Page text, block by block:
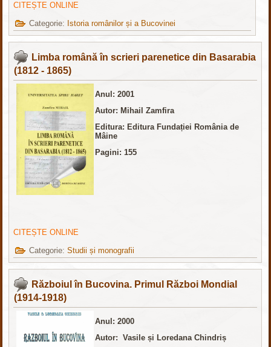
CITEȘTE ONLINE
Categorie: Istoria românilor și a Bucovinei
Limba română în scrieri parenetice din Basarabia
(1812 - 1865)
Anul: 2001
Autor: Mihail Zamfira
Editura: Editura Fundației România de
Mâine
Pagini: 155
CITEȘTE ONLINE
Categorie:Studii și monografii
Războiul în Bucovina. Primul Război Mondial
(1914-1918)
Anul: 2000
Autor: Vasile și Loredana Chindriș